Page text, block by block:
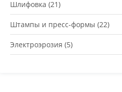
Шлифовка (21)
Штампы и пресс-формы (22)
Электроэрозия (5)